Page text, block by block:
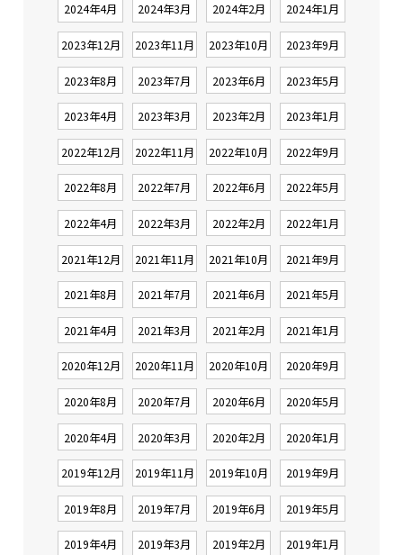
2024年4月 2024年3月 2024年2月 2024年1月
2023年12月 2023年11月 2023年10月 2023年9月
2023年8月 2023年7月 2023年6月 2023年5月
2023年4月 2023年3月 2023年2月 2023年1月
2022年12月 2022年11月 2022年10月 2022年9月
2022年8月 2022年7月 2022年6月 2022年5月
2022年4月 2022年3月 2022年2月 2022年1月
2021年12月 2021年11月 2021年10月 2021年9月
2021年8月 2021年7月 2021年6月 2021年5月
2021年4月 2021年3月 2021年2月 2021年1月
2020年12月 2020年11月 2020年10月 2020年9月
2020年8月 2020年7月 2020年6月 2020年5月
2020年4月 2020年3月 2020年2月 2020年1月
2019年12月 2019年11月 2019年10月 2019年9月
2019年8月 2019年7月 2019年6月 2019年5月
2019年4月 2019年3月 2019年2月 2019年1月